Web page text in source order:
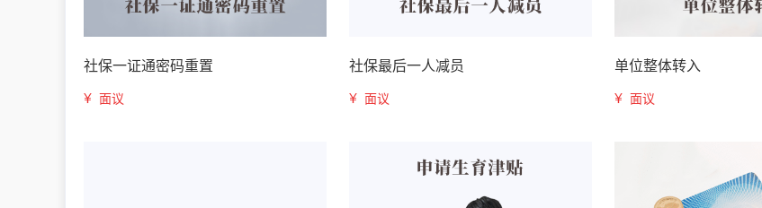
社保一证通密码重置
¥ 面议
社保最后一人减员
¥ 面议
单位整体转入
¥ 面议